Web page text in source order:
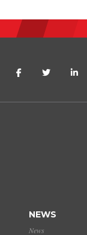
NEWS
News